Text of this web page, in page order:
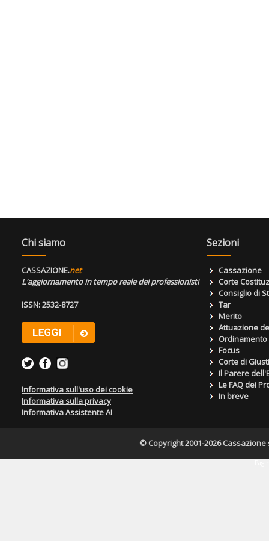
Chi siamo
CASSAZIONE.net
L'aggiornamento in tempo reale dei professionisti
ISSN: 2532-8727
Informativa sull'uso dei cookie
Informativa sulla privacy
Informativa Assistente AI
Sezioni
Cassazione
Corte
Consiglio di
Tar
Merito
Attuazione
Focus
Corte di
Il Parere
Le FAQ dei
In breve
© Copyright 2001-2026 Cassazione